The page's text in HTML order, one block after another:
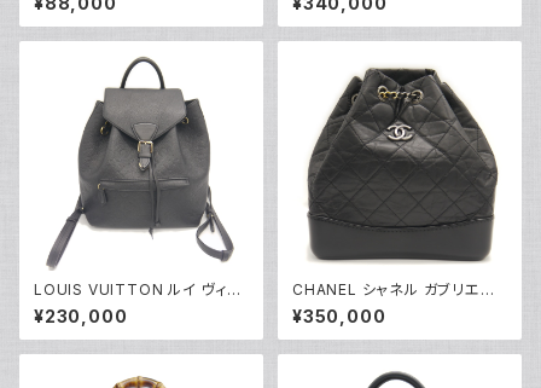
ックサック M51136 Y05204
プス モジュラーバックパック M4
5962 LV×NIGO リュックサック
LOUIS VUITTON ルイ ヴィト
ン モンスリPM モノグラムアンプ
ラント ノワール バックパック リ
ュックサック M45205 Y05225
¥230,000
CHANEL シャネル ガブリエル
ドゥ スモール バックパック ココ
マーク ブラック A94485 リュッ
クサック Y04709
¥350,000